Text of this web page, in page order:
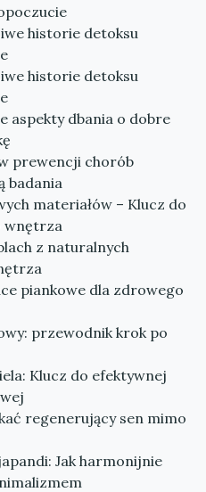
historie detoksu
historie detoksu
aspekty dbania o dobre
prewencji chorób
badania
materiałów – Klucz do
wnętrza
z naturalnych
piankowe dla zdrowego
przewodnik krok po
Klucz do efektywnej
regenerujący sen mimo
Jak harmonijnie